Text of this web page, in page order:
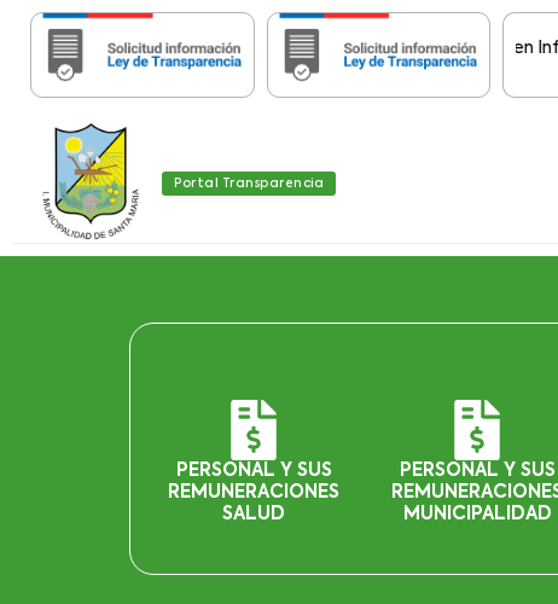
Importante: Estas páginas contienen
Portal Transparencia
PERSONAL Y SUS
REMUNERACIONES
SALUD
PERSONAL Y SUS
MUNICIPALIDAD